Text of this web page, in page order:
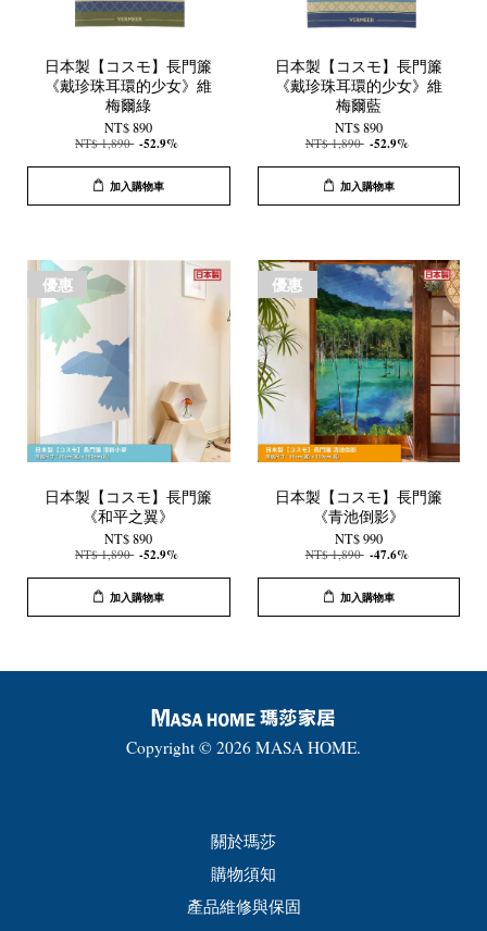
日本製【コスモ】長門簾
《戴珍珠耳環的少女》維
梅爾綠
NT$ 890
NT$ 1,890 -52.9%
加入購物車
日本製【コスモ】長門簾
《戴珍珠耳環的少女》維
梅爾藍
NT$ 890
NT$ 1,890 -52.9%
加入購物車
優惠
日本製【コスモ】長門簾
《和平之翼》
NT$ 890
NT$ 1,890 -52.9%
加入購物車
優惠
日本製【コスモ】長門簾
《青池倒影》
NT$ 990
NT$ 1,890 -47.6%
加入購物車
Copyright © 2026 MASA HOME.
關於瑪莎
購物須知
產品維修與保固